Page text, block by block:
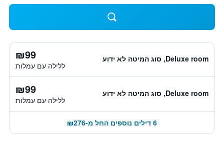
Deluxe room, סוג המיטה לא ידוע ₪99
ללילה עם עמלות
Deluxe room, סוג המיטה לא ידוע ₪99
ללילה עם עמלות
6 דילים נוספים החל מ-₪276